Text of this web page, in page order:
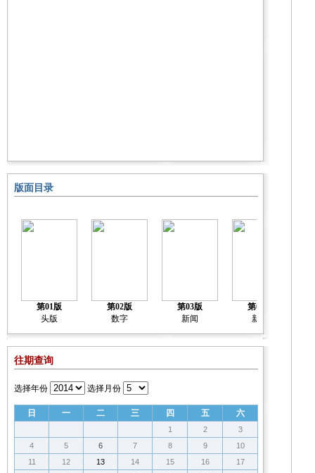
版面目录
第01版
头版
第02版
数字
第03版
新闻
第04版
新闻
往期查询
选择年份 选择月份
日 一 二 三 四 五 六
1 2
3
4
5 6 7 8 9
10
11
12 13 14 15 16
17